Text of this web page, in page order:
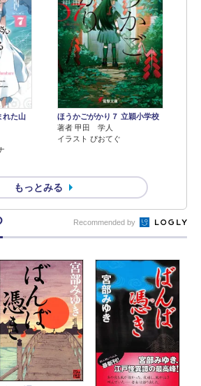
れた山
ほうかごがかり７ 立穎小学校
著者 甲田 学人
イラスト ぴおてぐ
もっとみる
Recommended by